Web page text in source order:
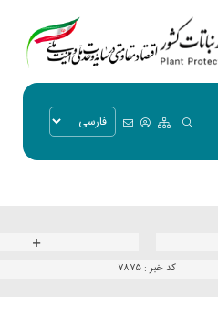
کد خبر : ۷۸۷۵